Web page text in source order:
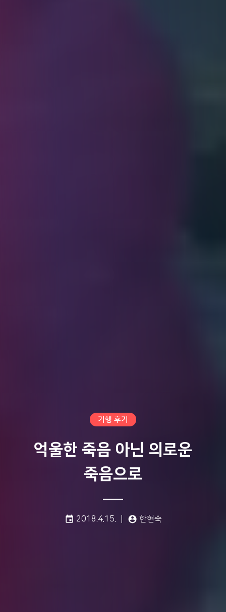
기행 후기
억울한 죽음 아닌 의로운
죽음으로
event 게시일:
2018.4.15. account_circle 글쓴이:
한현숙